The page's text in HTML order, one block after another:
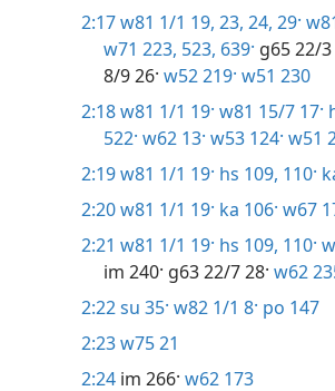
2:17w81 1/1 19, 23, 24, 29·
w71 223, 523, 639· g65 22/3
8/9 26· w52 219· w51 230
2:18w81 1/1 19· w81 15/7 17·
522· w62 13· w53 124· w51
2:19w81 1/1 19· hs 109, 110·
2:20w81 1/1 19· ka 106· w67
2:21 w81 1/1 19· hs 109, 110·
im 240· g63 22/7 28· w62
2:22su 35· w82 1/1 8· po 147
2:23w75 21
2:24 im 266· w62 173